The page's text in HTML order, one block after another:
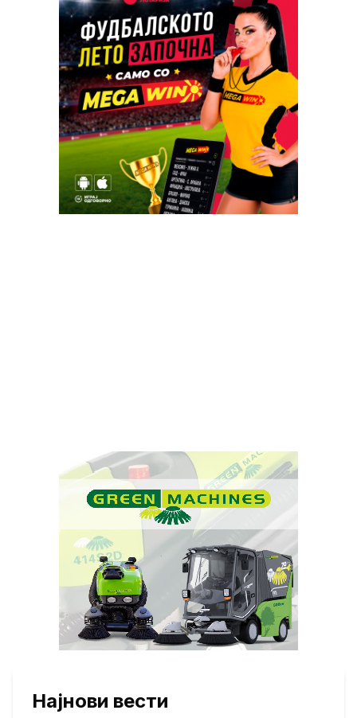
Најнови вести